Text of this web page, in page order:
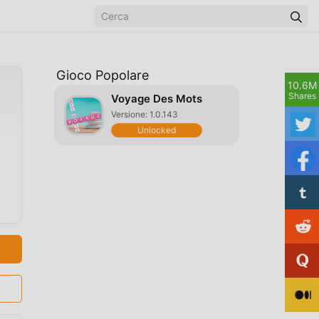
Gioco Popolare
Voyage Des Mots
Versione: 1.0.143
Unlocked
10.6M
Shares